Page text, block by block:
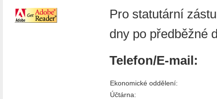
Pro statutární
dny po předběžné
Telefon/E-mail:
Ekonomické oddělení:
Účtárna: